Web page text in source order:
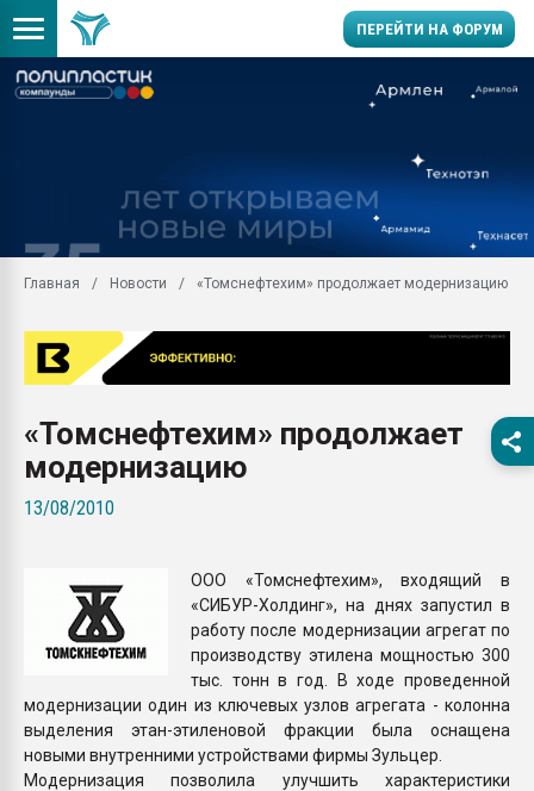
ПЕРЕЙТИ НА ФОРУМ
29.07.2026 ФРП помог
заводу пластмасс"
Помощь в подборе
Вакуум-формовочные
первый план в
бутылок
ПЕРЕЙТИ НА
Главная Новости «Томснефтехим» продолжает модернизацию
«Томснефтехим» продолжает
модернизацию
13/08/2010
ООО «Томснефтехим», входящий в
«СИБУР-Холдинг», на днях запустил в
работу после модернизации агрегат по
производству этилена мощностью 300
тыс. тонн в год. В ходе проведенной
модернизации один из ключевых узлов агрегата - колонна
выделения этан-этиленовой фракции была оснащена
новыми внутренними устройствами фирмы Зульцер.
Модернизация позволила улучшить характеристики